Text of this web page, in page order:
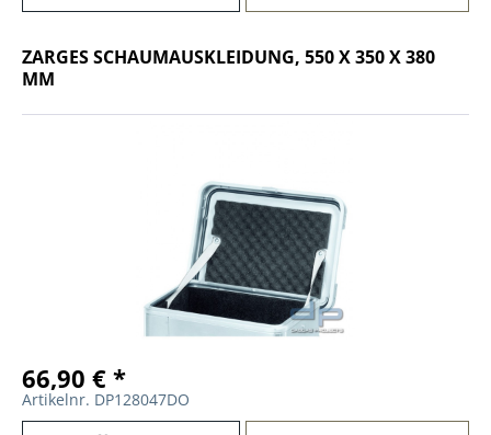
ZARGES SCHAUMAUSKLEIDUNG, 550 X 350 X 380
MM
66,90 € *
Artikelnr. DP128047DO